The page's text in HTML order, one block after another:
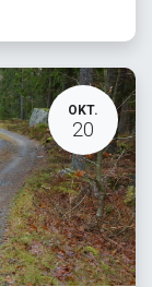
OKT.
20